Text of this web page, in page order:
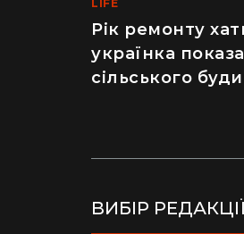
LIFE
Рік ремонту
українка
сільського
MEDINFO
Майже 2 тисячі
салат – як
популярного
ВИБІР